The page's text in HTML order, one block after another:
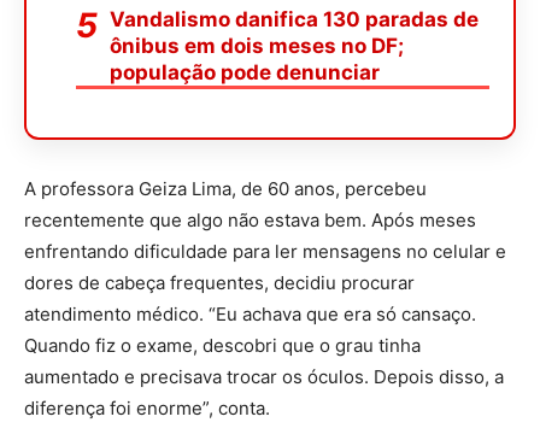
Vandalismo danifica 130 paradas de
ônibus em dois meses no DF;
população pode denunciar
A professora Geiza Lima, de 60 anos, percebeu
recentemente que algo não estava bem. Após meses
enfrentando dificuldade para ler mensagens no celular e
dores de cabeça frequentes, decidiu procurar
atendimento médico. “Eu achava que era só cansaço.
Quando fiz o exame, descobri que o grau tinha
aumentado e precisava trocar os óculos. Depois disso, a
diferença foi enorme”, conta.